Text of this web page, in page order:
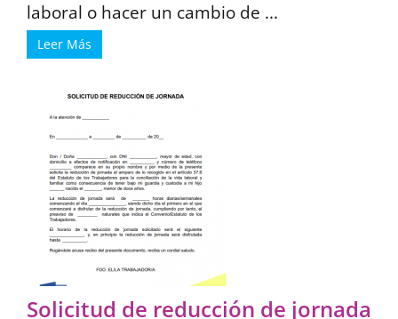
laboral o hacer un cambio de ...
Leer Más
Solicitud de reducción de jornada